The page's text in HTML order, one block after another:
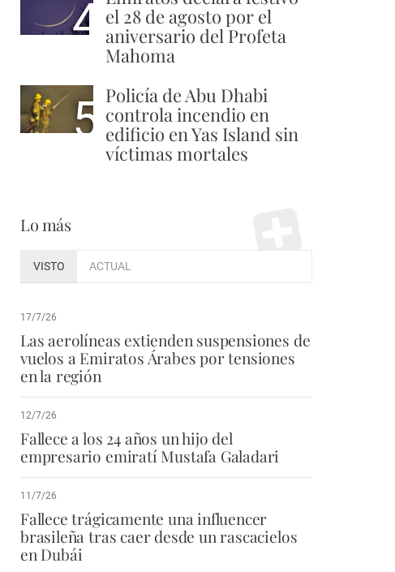
4 el 28 de agosto por el
aniversario del Profeta
Mahoma
5 Policía de Abu Dhabi
controla incendio en
edificio en Yas Island sin
víctimas mortales
Lo más
VISTO ACTUAL
17/7/26
Las aerolíneas extienden suspensiones de
vuelos a Emiratos Árabes por tensiones
en la región
12/7/26
Fallece a los 24 años un hijo del
empresario emiratí Mustafa Galadari
11/7/26
Fallece trágicamente una influencer
brasileña tras caer desde un rascacielos
en Dubái